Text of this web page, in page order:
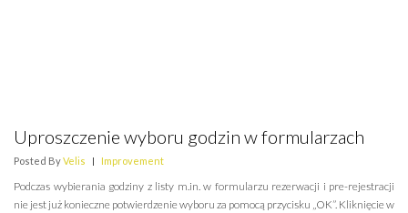
Uproszczenie wyboru godzin w formularzach
Posted ByVelis | Improvement
Podczas wybierania godziny z listy m.in. w formularzu rezerwacji i pre-rejestracji
nie jest już konieczne potwierdzenie wyboru za pomocą przycisku „OK”. Kliknięcie w